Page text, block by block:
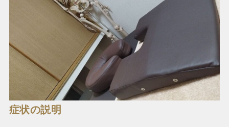
症状の説明